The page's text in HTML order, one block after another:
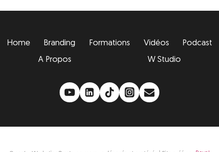
Home Branding Formations Vidéos
Podcast
A Propos
W Studio